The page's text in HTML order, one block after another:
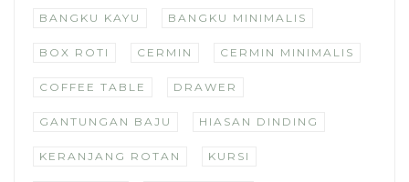
BANGKU KAYU BANGKU MINIMALIS
BOX ROTI CERMIN CERMIN MINIMALIS
COFFEE TABLE DRAWER
GANTUNGAN BAJU HIASAN DINDING
KERANJANG ROTAN KURSI